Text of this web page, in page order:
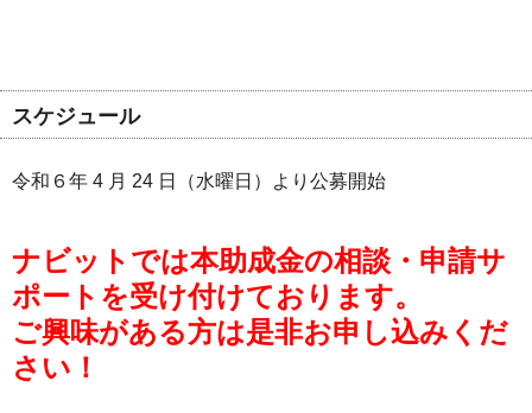
スケジュール
令和６年 4 月 24 日（水曜日）より公募開始
ナビットでは本助成金の相談・申請サ
ポートを受け付けております。
ご興味がある方は是非お申し込みくだ
さい！